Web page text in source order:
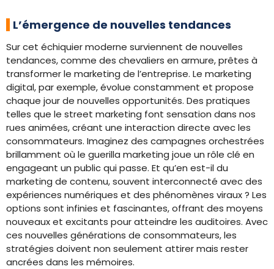
L’émergence de nouvelles tendances
Sur cet échiquier moderne surviennent de nouvelles
tendances, comme des chevaliers en armure, prêtes à
transformer le marketing de l’entreprise. Le marketing
digital, par exemple, évolue constamment et propose
chaque jour de nouvelles opportunités. Des pratiques
telles que le street marketing font sensation dans nos
rues animées, créant une interaction directe avec les
consommateurs. Imaginez des campagnes orchestrées
brillamment où le guerilla marketing joue un rôle clé en
engageant un public qui passe. Et qu’en est-il du
marketing de contenu, souvent interconnecté avec des
expériences numériques et des phénomènes viraux ? Les
options sont infinies et fascinantes, offrant des moyens
nouveaux et excitants pour atteindre les auditoires. Avec
ces nouvelles générations de consommateurs, les
stratégies doivent non seulement attirer mais rester
ancrées dans les mémoires.